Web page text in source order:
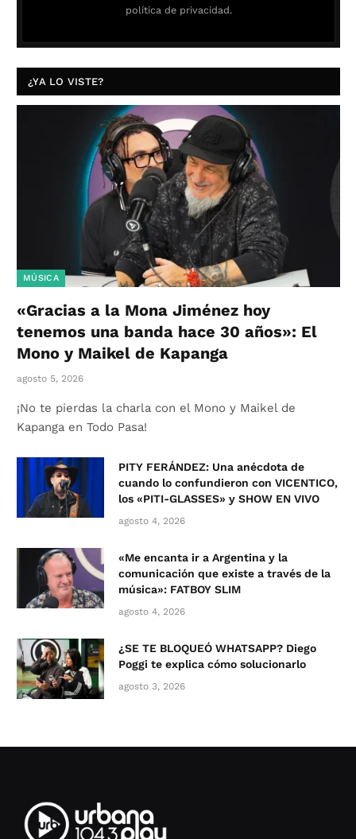
política de privacidad.
¿YA LO VISTE?
MÚSICA
«Gracias a la Mona Jiménez hoy
tenemos una banda hace 30 años»: El
Mono y Maikel de Kapanga
agosto 5, 2026
¡No te pierdas la charla con el Mono y Maikel de
Kapanga en Todo Pasa!
PITY FERÁNDEZ: Una anécdota de
cuando lo confundieron con VICENTICO,
los «PITI-GLASSES» y SHOW EN VIVO
agosto 4, 2026
«Me encanta ir a Argentina y la
comunicación que existe a través de la
música»: FATBOY SLIM
agosto 4, 2026
¿SE TE BLOQUEÓ WHATSAPP? Diego
Poggi te explica cómo solucionarlo
agosto 3, 2026